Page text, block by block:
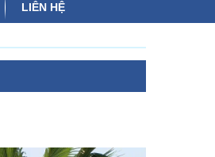
LIÊN HỆ